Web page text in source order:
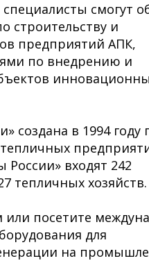
смогут
строительству и
предприятий АПК,
по внедрению и
создана в 1994 году
России» входят 242
тепличных хозяйств.
или посетите
для
на